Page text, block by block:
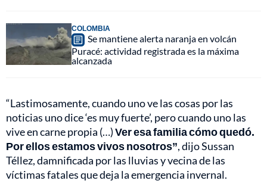
COLOMBIA
Se mantiene alerta naranja en volcán
Puracé: actividad registrada es la máxima
alcanzada
“Lastimosamente, cuando uno ve las cosas por las
noticias uno dice ‘es muy fuerte’, pero cuando uno las
vive en carne propia (…)Ver esa familia cómo quedó.
Por ellos estamos vivos nosotros”, dijo Sussan
Téllez, damnificada por las lluvias y vecina de las
víctimas fatales que deja la emergencia invernal.